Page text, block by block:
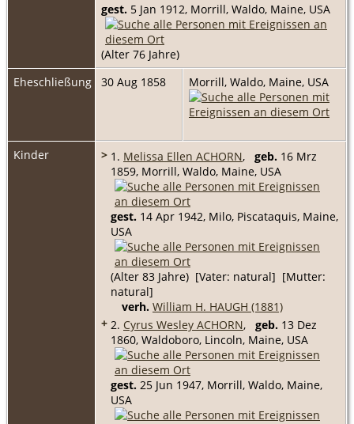
gest. 5 Jan 1912, Morrill, Waldo, Maine, USA
(Alter 76 Jahre)
Eheschließung
30 Aug 1858 Morrill, Waldo, Maine, USA
Kinder > 1. Melissa Ellen ACHORN, geb. 16 Mrz
1859, Morrill, Waldo, Maine, USA
gest. 14 Apr 1942, Milo, Piscataquis, Maine,
USA
(Alter 83 Jahre) [Vater: natural] [Mutter:
natural]
verh. William H. HAUGH (1881)
+ 2. Cyrus Wesley ACHORN, geb. 13 Dez
1860, Waldoboro, Lincoln, Maine, USA
gest. 25 Jun 1947, Morrill, Waldo, Maine,
USA